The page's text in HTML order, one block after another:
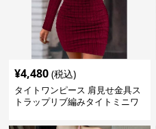
¥4,480 (税込)
タイトワンピース 肩見せ金具ス
トラップリブ編みタイトミニワ